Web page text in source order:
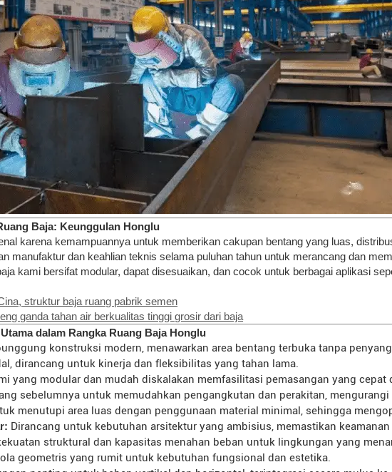
Baja: Keunggulan Honglu
karena kemampuannya untuk memberikan cakupan bentang yang luas,
manufaktur dan keahlian teknis selama puluhan tahun untuk merancang dan
kami bersifat modular, dapat disesuaikan, dan cocok untuk berbagai aplikasi
struktur baja ruang pabrik semen
ganda tahan air berkualitas tinggi grosir dari baja
dalam Rangka Ruang Baja Honglu
konstruksi modern, menawarkan area bentang terbuka tanpa
dirancang untuk kinerja dan fleksibilitas yang tahan lama.
yang modular dan mudah diskalakan memfasilitasi pemasangan yang cepat
sebelumnya untuk memudahkan pengangkutan dan perakitan,
menutupi area luas dengan penggunaan material minimal, sehingga
Dirancang untuk kebutuhan arsitektur yang ambisius, memastikan
struktural dan kapasitas menahan beban untuk lingkungan yang
geometris yang rumit untuk kebutuhan fungsional dan estetika.